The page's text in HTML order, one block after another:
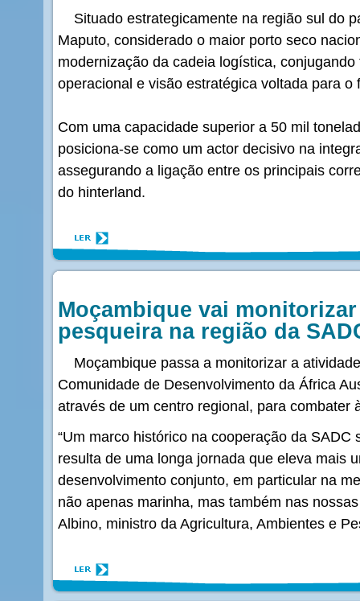
Situado estrategicamente na região sul do
Maputo, considerado o maior porto seco
modernização da cadeia logística,
operacional e visão estratégica voltada para o
Com uma capacidade superior a 50 mil
posiciona-se como um actor decisivo na
assegurando a ligação entre os principais
do hinterland.
Moçambique vai
pesqueira na região da
Moçambique passa a monitorizar a
Comunidade de Desenvolvimento da África
através de um centro regional, para combater
“Um marco histórico na cooperação da
resulta de uma longa jornada que eleva mais
desenvolvimento conjunto, em particular na
não apenas marinha, mas também nas
Albino, ministro da Agricultura, Ambientes e